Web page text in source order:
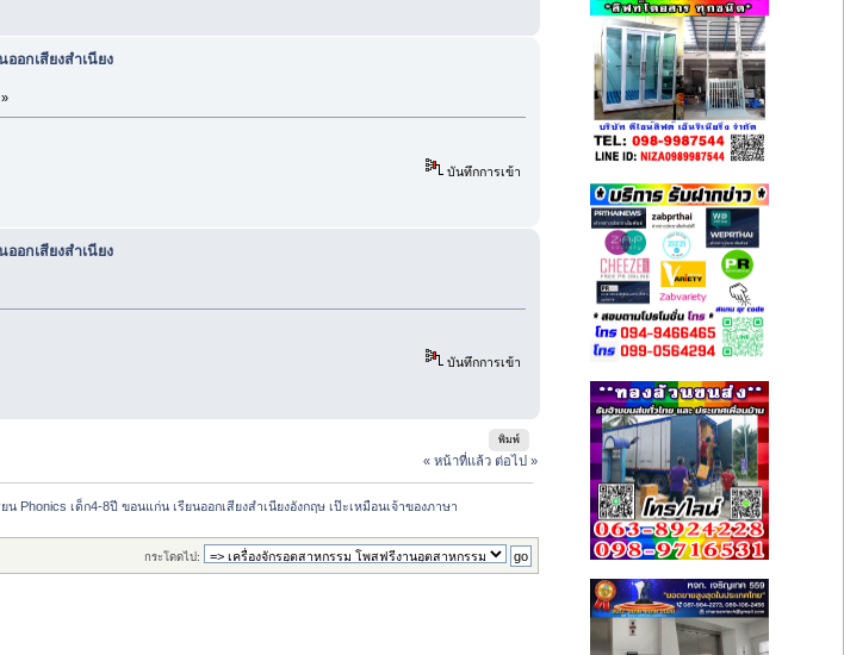
อกเสียงสำเนียง
บันทึกการเข้า
อกเสียงสำเนียง
บันทึกการเข้า
พิมพ์
« หน้าที่แล้ว ต่อไป »
ยน Phonics เด็ก4-8ปี ขอนแก่น เรียนออกเสียงสำเนียงอังกฤษ เป๊ะเหมือนเจ้าของภาษา
กระโดดไป: